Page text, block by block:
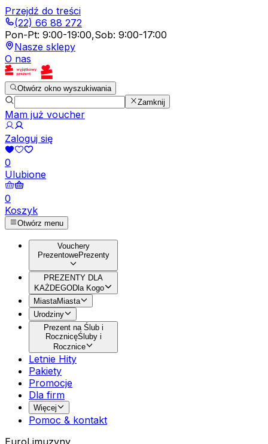
Przejdź do treści
(22) 66 88 272
Pon-Pt: 9:00-19:00,Sob: 9:00-17:00
Nasze sklepy
O nas
Otwórz okno wyszukiwania
Zamknij
Mam już voucher
Zaloguj się
0
Ulubione
0
Koszyk
Otwórz menu
Vouchery
PrezentowePrezenty
PREZENTY DLA
KAŻDEGODla Kogo
MiastaMiasta
Urodziny
Prezent na Ślub i
RocznicęŚluby i
Rocznice
Letnie Hity
Pakiety
Promocje
Dla firm
Więcej
Pomoc & kontakt
EuroLimuzyny